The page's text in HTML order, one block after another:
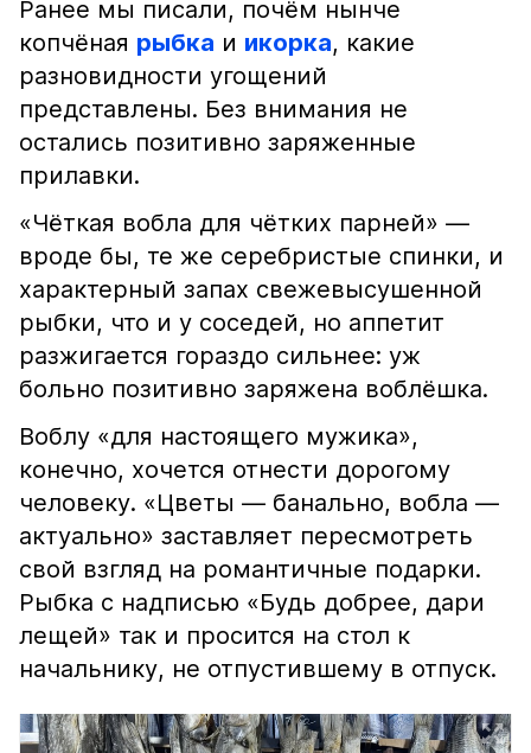
Ранее мы писали, почём нынче
копчёная рыбка и икорка, какие
разновидности угощений
представлены. Без внимания не
остались позитивно заряженные
прилавки.
«Чёткая вобла для чётких парней» —
вроде бы, те же серебристые спинки, и
характерный запах свежевысушенной
рыбки, что и у соседей, но аппетит
разжигается гораздо сильнее: уж
больно позитивно заряжена воблёшка.
Воблу «для настоящего мужика»,
конечно, хочется отнести дорогому
человеку. «Цветы — банально, вобла —
актуально» заставляет пересмотреть
свой взгляд на романтичные подарки.
Рыбка с надписью «Будь добрее, дари
лещей» так и просится на стол к
начальнику, не отпустившему в отпуск.